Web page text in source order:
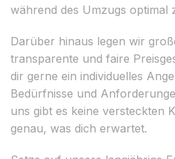
während des Umzugs optimal
Darüber hinaus legen wir
transparente und faire
dir gerne ein individuelles
Bedürfnisse und
uns gibt es keine versteckten
genau, was dich erwartet.